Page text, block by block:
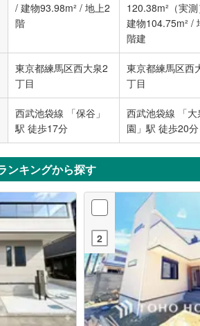
/ 建物93.98m² / 地上2
階
120.38m²（実
建物104.75m² /
階建
東京都練馬区西大泉2
丁目
東京都練馬区西
丁目
西武池袋線 「保谷」
駅 徒歩17分
西武池袋線 「大
園」駅 徒歩20分
ンキングから探す
2